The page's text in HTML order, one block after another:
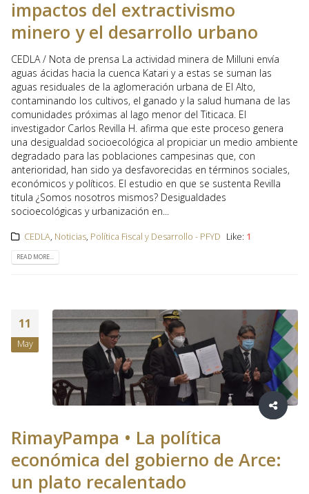
impactos del extractivismo
minero y el desarrollo urbano
CEDLA / Nota de prensa La actividad minera de Milluni envía
aguas ácidas hacia la cuenca Katari y a estas se suman las
aguas residuales de la aglomeración urbana de El Alto,
contaminando los cultivos, el ganado y la salud humana de las
comunidades próximas al lago menor del Titicaca. El
investigador Carlos Revilla H. afirma que este proceso genera
una desigualdad socioecológica al propiciar un medio ambiente
degradado para las poblaciones campesinas que, con
anterioridad, han sido ya desfavorecidas en términos sociales,
económicos y políticos. El estudio en que se sustenta Revilla
titula ¿Somos nosotros mismos? Desigualdades
socioecológicas y urbanización en...
CEDLA, Noticias, Política Fiscal y Desarrollo - PFYD Like: 1
READ MORE...
11
May
RimayPampa • La política
económica del gobierno de Arce:
un plato recalentado